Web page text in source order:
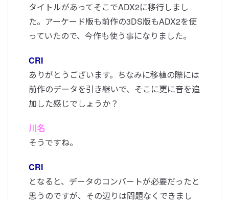
タイトルがあってそこでADX2に移行しまし
た。アーケード版も前作の3DS版もADX2を使
っていたので、今作も使う事になりました。
CRI
ありがとうございます。ちなみに移植の際には
前作のデータを引き継いで、そこに更に音を追
加した感じでしょうか？
川名
そうですね。
CRI
となると、データのコンバートが必要だったと
思うのですが、その辺りは問題なくできまし